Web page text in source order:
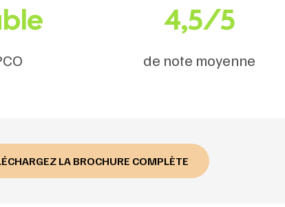
4,5/5
de note moyenne
LA BROCHURE COMPLÈTE